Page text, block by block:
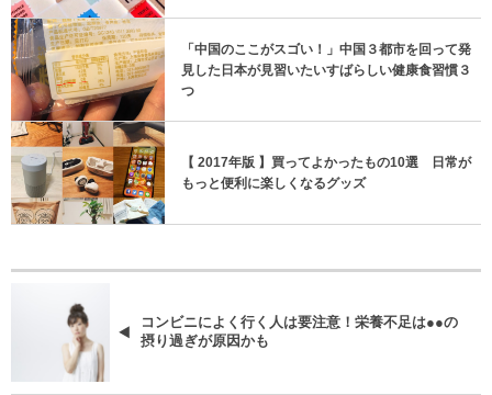
「中国のここがスゴい！」中国３都市を回って発
見した日本が見習いたいすばらしい健康食習慣３
つ
【 2017年版 】買ってよかったもの10選 日常が
もっと便利に楽しくなるグッズ
コンビニによく行く人は要注意！栄養不足は●●の
摂り過ぎが原因かも